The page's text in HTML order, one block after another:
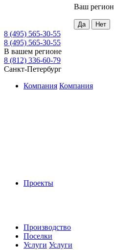
Ваш регион
8 (495) 565-30-55
8 (495) 565-30-55
В вашем регионе
8 (812) 336-60-79
Санкт-Петербург
Компания Компания
Проекты
Производство
Поселки
Услуги Услуги